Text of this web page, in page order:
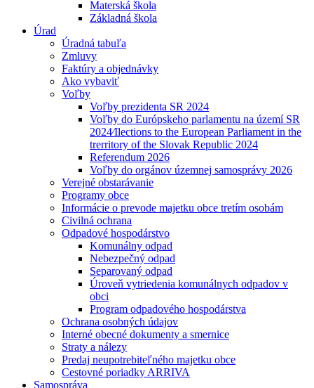
Materská škola
Základná škola
Úrad
Úradná tabuľa
Zmluvy
Faktúry a objednávky
Ako vybaviť
Voľby
Voľby prezidenta SR 2024
Voľby do Európskeho parlamentu na území SR
2024⁄Ilections to the European Parliament in the
trerritory of the Slovak Republic 2024
Referendum 2026
Voľby do orgánov územnej samosprávy 2026
Verejné obstarávanie
Programy obce
Informácie o prevode majetku obce tretím osobám
Civilná ochrana
Odpadové hospodárstvo
Komunálny odpad
Nebezpečný odpad
Separovaný odpad
Úroveň vytriedenia komunálnych odpadov v
obci
Program odpadového hospodárstva
Ochrana osobných údajov
Interné obecné dokumenty a smernice
Straty a nálezy
Predaj neupotrebiteľného majetku obce
Cestovné poriadky ARRIVA
Samospráva